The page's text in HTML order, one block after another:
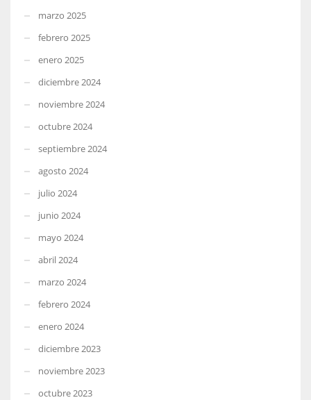
marzo 2025
febrero 2025
enero 2025
diciembre 2024
noviembre 2024
octubre 2024
septiembre 2024
agosto 2024
julio 2024
junio 2024
mayo 2024
abril 2024
marzo 2024
febrero 2024
enero 2024
diciembre 2023
noviembre 2023
octubre 2023